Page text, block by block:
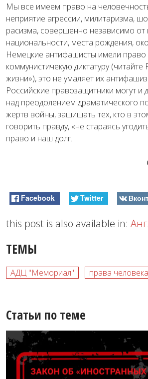
Мы все имеем право на
неприятие агрессии, милитаризма,
расизма, совершенно независимо
национальности, места рождения,
Немецкие антифашисты имели право
коммунистичекую диктатуру
жизни»), это не умаляет их
Российские правозащитники могут и
над преодолением драматического
жертв войны, защищать тех, кто в
говорить правду, «не стараясь
право и наш долг.
Facebook Twitter
this post is also available in:
ТЕМЫ
АДЦ "Мемориал" права человека
Статьи по теме